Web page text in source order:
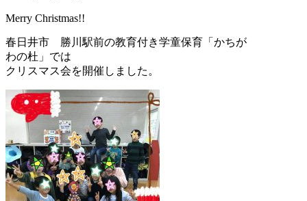
Merry Christmas!!
春日井市 勝川駅前の教育付き学童保育「かちが
わの杜」では
クリスマス会を開催しました。